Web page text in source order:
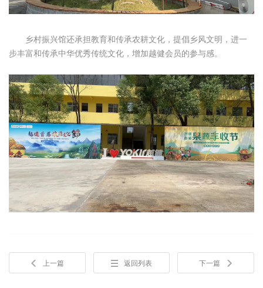
乡村振兴馆还承担教育和传承农耕文化，提倡乡风文明，进一
步丰富和传承中华优秀传统文化，增加越健会员的参与感。
上一篇 返回列表 下一篇